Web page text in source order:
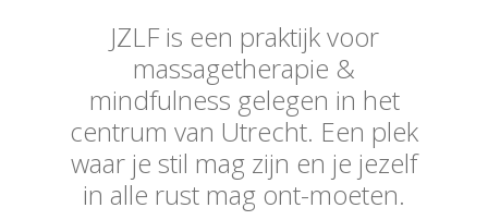
JZLF is een praktijk voor
massagetherapie &
mindfulness gelegen in het
centrum van Utrecht. Een plek
waar je stil mag zijn en je jezelf
in alle rust mag ont-moeten.